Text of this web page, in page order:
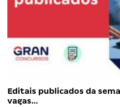
Editais publicados da
vagas…